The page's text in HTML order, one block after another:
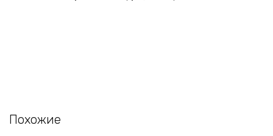
Похожие